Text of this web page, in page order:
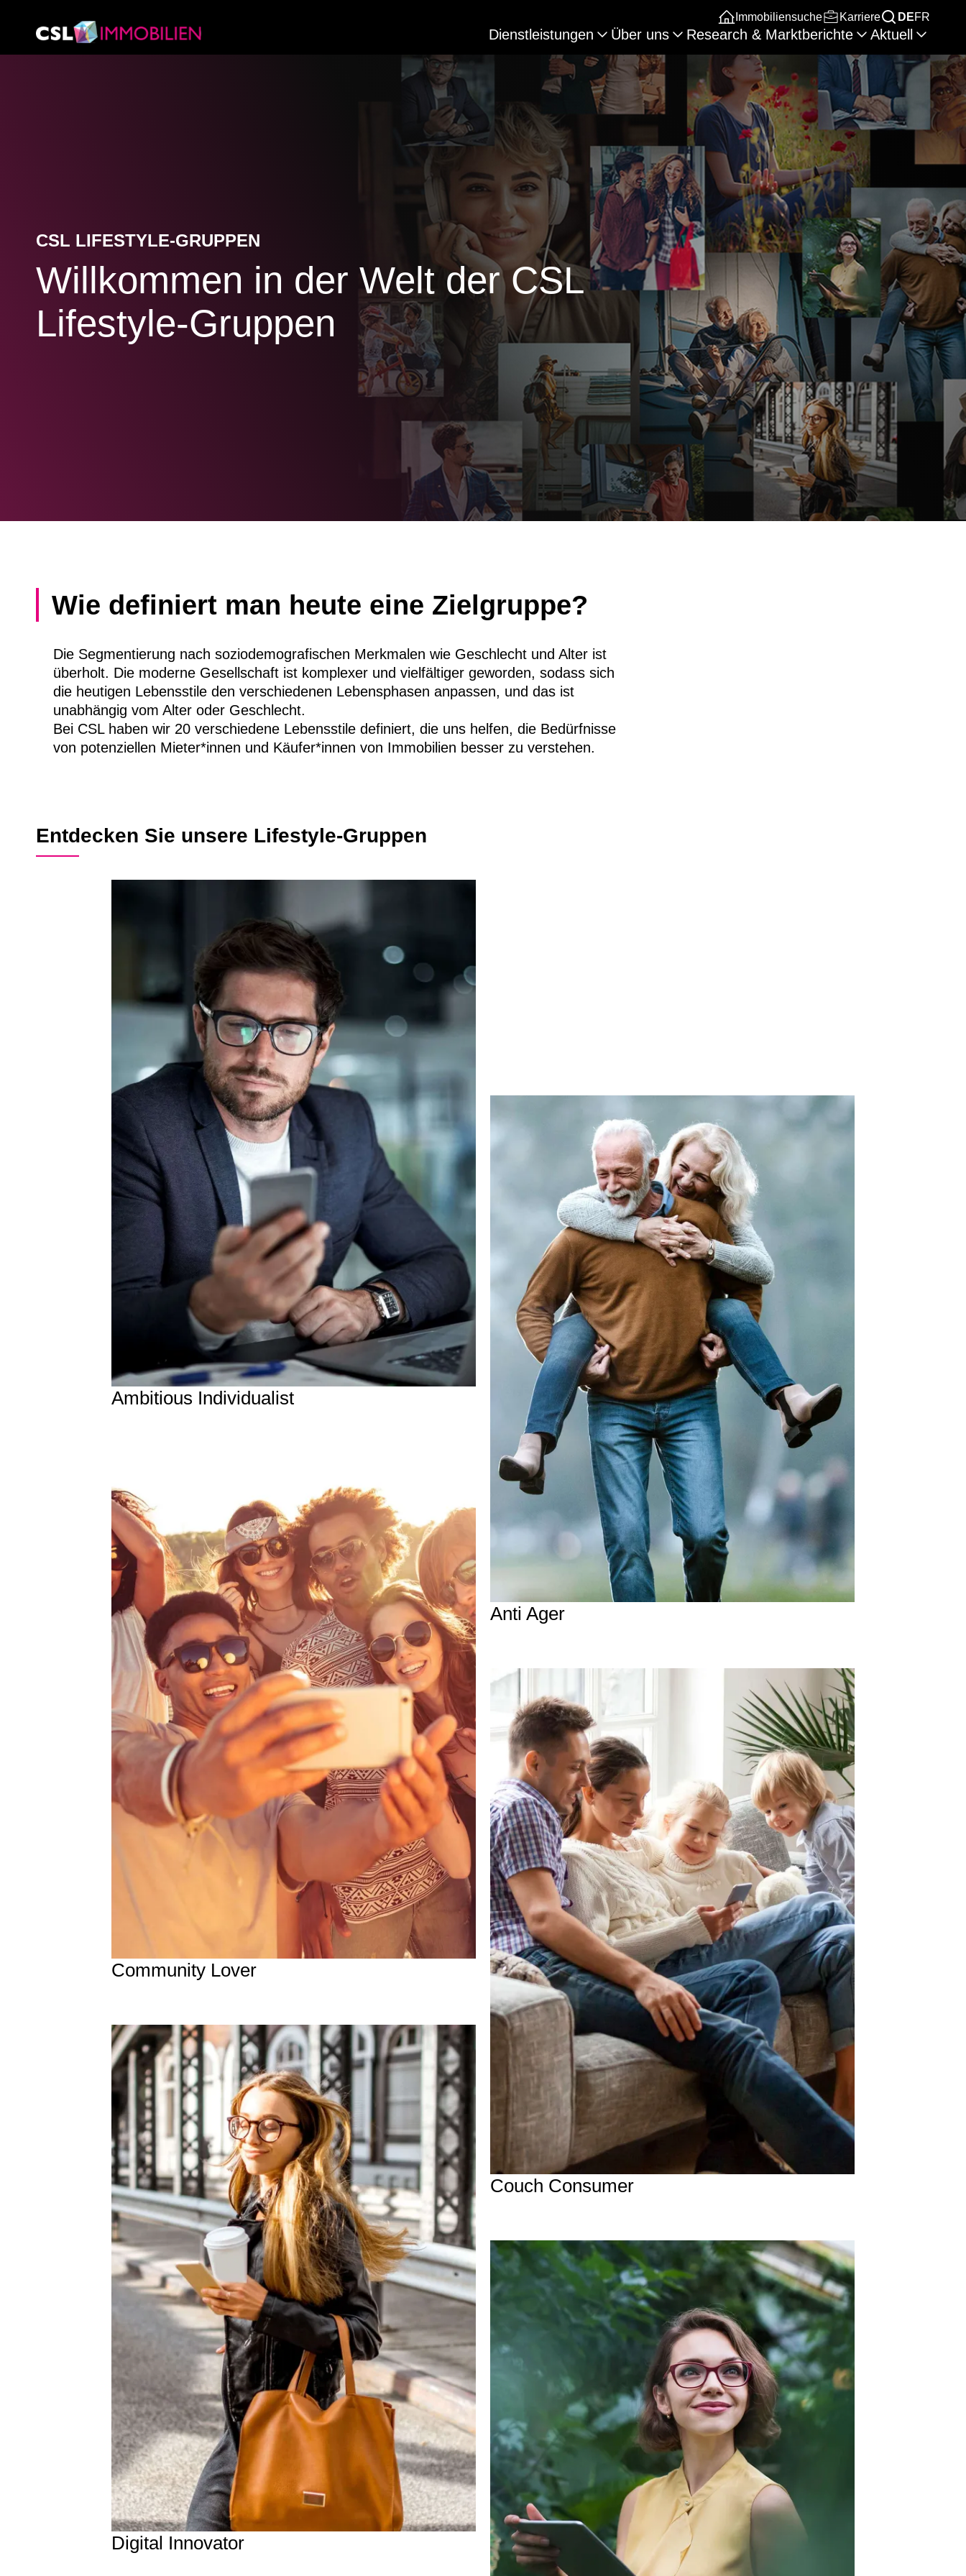
Immobiliensuche Karriere DEFR
Dienstleistungen Über uns Research & Marktberichte Aktuell
CSL LIFESTYLE-GRUPPEN
Willkommen in der Welt der CSL
Lifestyle-Gruppen
Wie definiert man heute eine Zielgruppe?
Die Segmentierung nach soziodemografischen Merkmalen wie Geschlecht und Alter ist
überholt. Die moderne Gesellschaft ist komplexer und vielfältiger geworden, sodass sich
die heutigen Lebensstile den verschiedenen Lebensphasen anpassen, und das ist
unabhängig vom Alter oder Geschlecht.
Bei CSL haben wir 20 verschiedene Lebensstile definiert, die uns helfen, die Bedürfnisse
von potenziellen Mieter*innen und Käufer*innen von Immobilien besser zu verstehen.
Entdecken Sie unsere Lifestyle-Gruppen
Ambitious Individualist
Anti Ager
Community Lover
Couch Consumer
Digital Innovator